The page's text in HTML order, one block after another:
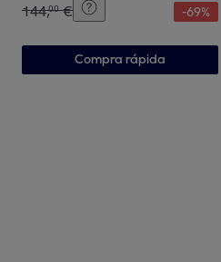
144,00 € -69%
Compra rápida